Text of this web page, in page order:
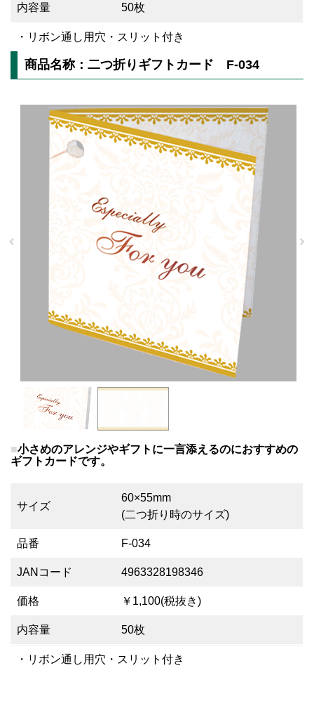
内容量 50枚
・リボン通し用穴・スリット付き
商品名称：二つ折りギフトカード F-034
小さめのアレンジやギフトに一言添えるのにおすすめの
ギフトカードです。
サイズ
60×55mm
(二つ折り時のサイズ)
品番 F-034
JANコード 4963328198346
価格 ￥1,100(税抜き)
内容量 50枚
・リボン通し用穴・スリット付き